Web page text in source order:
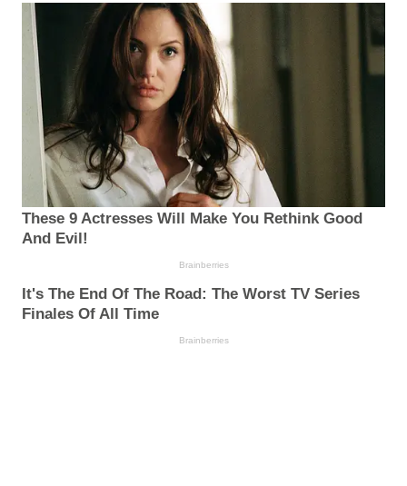
These 9 Actresses Will Make You Rethink Good
And Evil!
Brainberries
It's The End Of The Road: The Worst TV Series
Finales Of All Time
Brainberries